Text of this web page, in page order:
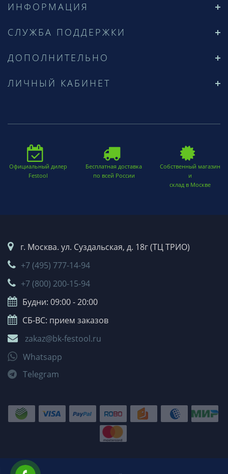
ИНФОРМАЦИЯ
СЛУЖБА ПОДДЕРЖКИ
ДОПОЛНИТЕЛЬНО
ЛИЧНЫЙ КАБИНЕТ
Официальный дилер
Festool
Бесплатная доставка
по всей России
Собственный магазин
и
склад в Москве
г. Москва. ул. Суздальская, д. 18г (ТЦ ТРИО)
+7 (495) 777-14-94
+7 (800) 200-15-94
Будни: 09:00 - 20:00
СБ-ВС: прием заказов
zakaz@bk-festool.ru
Whatsapp
Telegram